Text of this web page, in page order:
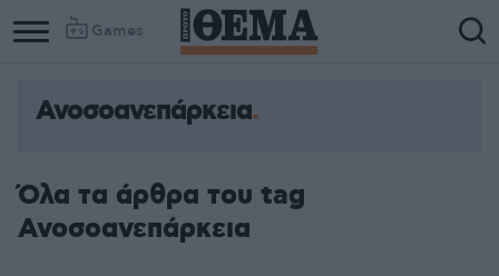
Games
Column
Column
Ανοσοανεπάρκεια
Όλα τα άρθρα του tag
Ανοσοανεπάρκεια